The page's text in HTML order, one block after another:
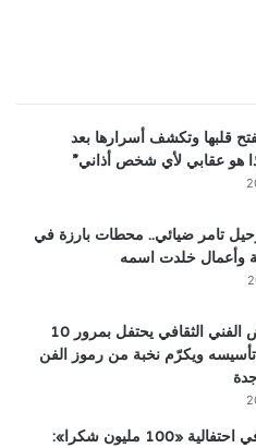
قلبها وتكشف أسرارها بعد
هو عقابي لأي شخص أذاني”
تامر ضيائي.. محطات بارزة في
وأعمال خلدت اسمه
صالون الرياض الفني الثقافي يحتفل بمرور 10
ويكرّم نخبة من رموز الفن
تامر حسني في احتفالية «100 مليون شكرا»: